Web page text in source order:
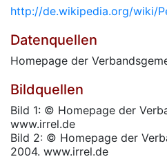
http://de.wikipedia.org/wiki/
Datenquellen
Homepage der
Bildquellen
Bild 1: © Homepage der
www.irrel.de
Bild 2: © Homepage der
2004. www.irrel.de